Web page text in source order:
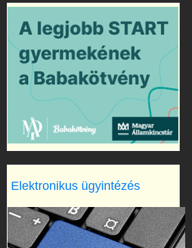
Elektronikus ügyintézés